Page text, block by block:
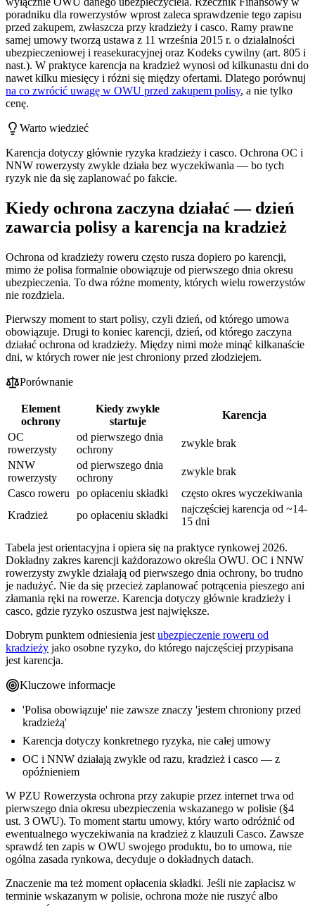
poradniku dla rowerzystów wprost zaleca sprawdzenie tego zapisu
przed zakupem, zwłaszcza przy kradzieży i casco. Ramy prawne
samej umowy tworzą ustawa z 11 września 2015 r. o działalności
ubezpieczeniowej i reasekuracyjnej oraz Kodeks cywilny (art. 805 i
nast.). W praktyce karencja na kradzież wynosi od kilkunastu dni do
nawet kilku miesięcy i różni się między ofertami. Dlatego porównuj
na co zwrócić uwagę w OWU przed zakupem polisy, a nie tylko
cenę.
Warto wiedzieć
Karencja dotyczy głównie ryzyka kradzieży i casco. Ochrona OC i
NNW rowerzysty zwykle działa bez wyczekiwania — bo tych
ryzyk nie da się zaplanować po fakcie.
Kiedy ochrona zaczyna działać — dzień
zawarcia polisy a karencja na kradzież
Ochrona od kradzieży roweru często rusza dopiero po karencji,
mimo że polisa formalnie obowiązuje od pierwszego dnia okresu
ubezpieczenia. To dwa różne momenty, których wielu rowerzystów
nie rozdziela.
Pierwszy moment to start polisy, czyli dzień, od którego umowa
obowiązuje. Drugi to koniec karencji, dzień, od którego zaczyna
działać ochrona od kradzieży. Między nimi może minąć kilkanaście
dni, w których rower nie jest chroniony przed złodziejem.
Porównanie
Element
ochrony
Kiedy zwykle
startuje
Karencja
OC
rowerzysty
od pierwszego dnia
ochrony
zwykle brak
NNW
rowerzysty
od pierwszego dnia
ochrony
zwykle brak
Casco roweru
po opłaceniu składki
często okres wyczekiwania
Kradzież
po opłaceniu składki
najczęściej karencja od ~14-
15 dni
Tabela jest orientacyjna i opiera się na praktyce rynkowej 2026.
Dokładny zakres karencji każdorazowo określa OWU. OC i NNW
rowerzysty zwykle działają od pierwszego dnia ochrony, bo trudno
je nadużyć. Nie da się przecież zaplanować potrącenia pieszego ani
złamania ręki na rowerze. Karencja dotyczy głównie kradzieży i
casco, gdzie ryzyko oszustwa jest największe.
Dobrym punktem odniesienia jest ubezpieczenie roweru od
kradzieży jako osobne ryzyko, do którego najczęściej przypisana
jest karencja.
Kluczowe informacje
'Polisa obowiązuje' nie zawsze znaczy 'jestem chroniony przed
kradzieżą'
Karencja dotyczy konkretnego ryzyka, nie całej umowy
OC i NNW działają zwykle od razu, kradzież i casco — z
opóźnieniem
W PZU Rowerzysta ochrona przy zakupie przez internet trwa od
pierwszego dnia okresu ubezpieczenia wskazanego w polisie (§4
ust. 3 OWU). To moment startu umowy, który warto odróżnić od
ewentualnego wyczekiwania na kradzież z klauzuli Casco. Zawsze
sprawdź ten zapis w OWU swojego produktu, bo to umowa, nie
ogólna zasada rynkowa, decyduje o dokładnych datach.
Znaczenie ma też moment opłacenia składki. Jeśli nie zapłacisz w
terminie wskazanym w polisie, ochrona może nie ruszyć albo